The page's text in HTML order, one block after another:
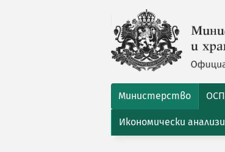
Министерство ОСП
Икономически анализи